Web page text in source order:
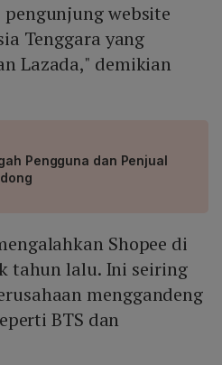
website
Tenggara yang
Lazada," demikian
Pengguna dan Penjual
Shopee di
tahun lalu. Ini seiring
menggandeng
BTS dan